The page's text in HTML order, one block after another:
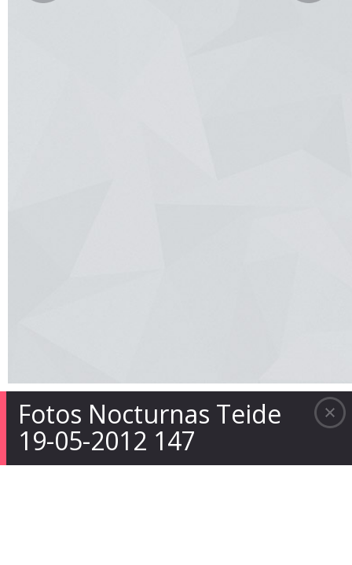
Fotos Nocturnas Teide
19-05-2012 147